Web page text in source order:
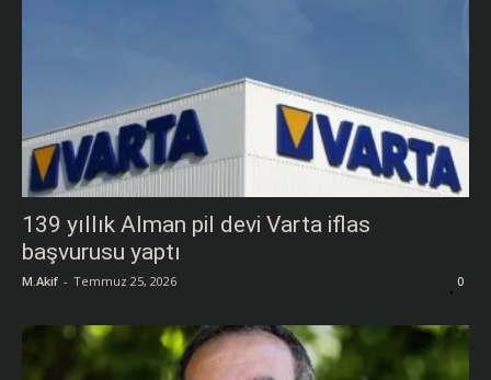
139 yıllık Alman pil devi Varta iflas
başvurusu yaptı
M.Akif - Temmuz 25, 2026 0